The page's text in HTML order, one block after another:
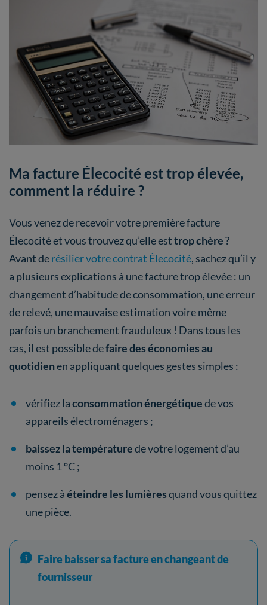
Ma facture Élecocité est trop élevée,
comment la réduire ?
Vous venez de recevoir votre première facture
Élecocité et vous trouvez qu’elle esttrop chère?
Avant derésilier votre contrat Élecocité, sachez qu’il y
a plusieurs explications à une facture trop élevée : un
changement d’habitude de consommation, une erreur
de relevé, une mauvaise estimation voire même
parfois un branchement frauduleux ! Dans tous les
cas, il est possible defaire des économies au
quotidienen appliquant quelques gestes simples :
vérifiez laconsommation énergétiquede vos
appareils électroménagers ;
baissez la températurede votre logement d’au
moins 1 °C ;
pensez àéteindre les lumièresquand vous quittez
une pièce.
Faire baisser sa facture en changeant de
fournisseur